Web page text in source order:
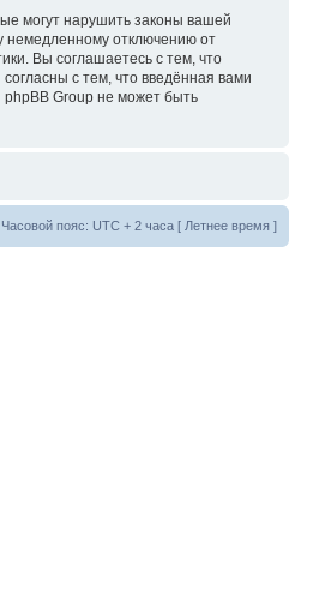
могут нарушить законы вашей
немедленному отключению от
Вы соглашаетесь с тем, что
с тем, что введённая вами
Group не может быть
Часовой пояс: UTC + 2 часа [ Летнее время ]